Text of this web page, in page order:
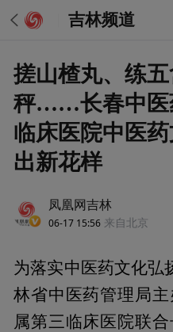
吉林频道
搓山楂丸、练
秤……长春中医
临床医院中医
出新花样
凤凰网吉林
06-17 15:56 来自北京
为落实中医药文化弘
林省中医药管理局
属第三临床医院联